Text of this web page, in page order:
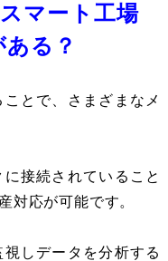
マート工場
る？
とで、さまざまなメ
接続されていること
対応が可能です。
しデータを分析する